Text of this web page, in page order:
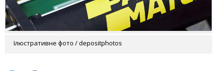
Ілюстративне фото / depositphotos